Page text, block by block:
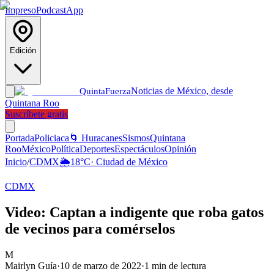
ImpresoPodcastApp
Edición
QuintaFuerzaNoticias de México, desde
Quintana Roo
Suscríbete gratis
PortadaPoliciaca 🌀 HuracanesSismosQuintana
RooMéxicoPolíticaDeportesEspectáculosOpinión
Inicio/CDMX🌦️18°C· Ciudad de México
CDMX
Video: Captan a indigente que roba gatos
de vecinos para comérselos
M
Mairlyn Guía·10 de marzo de 2022·1 min de lectura